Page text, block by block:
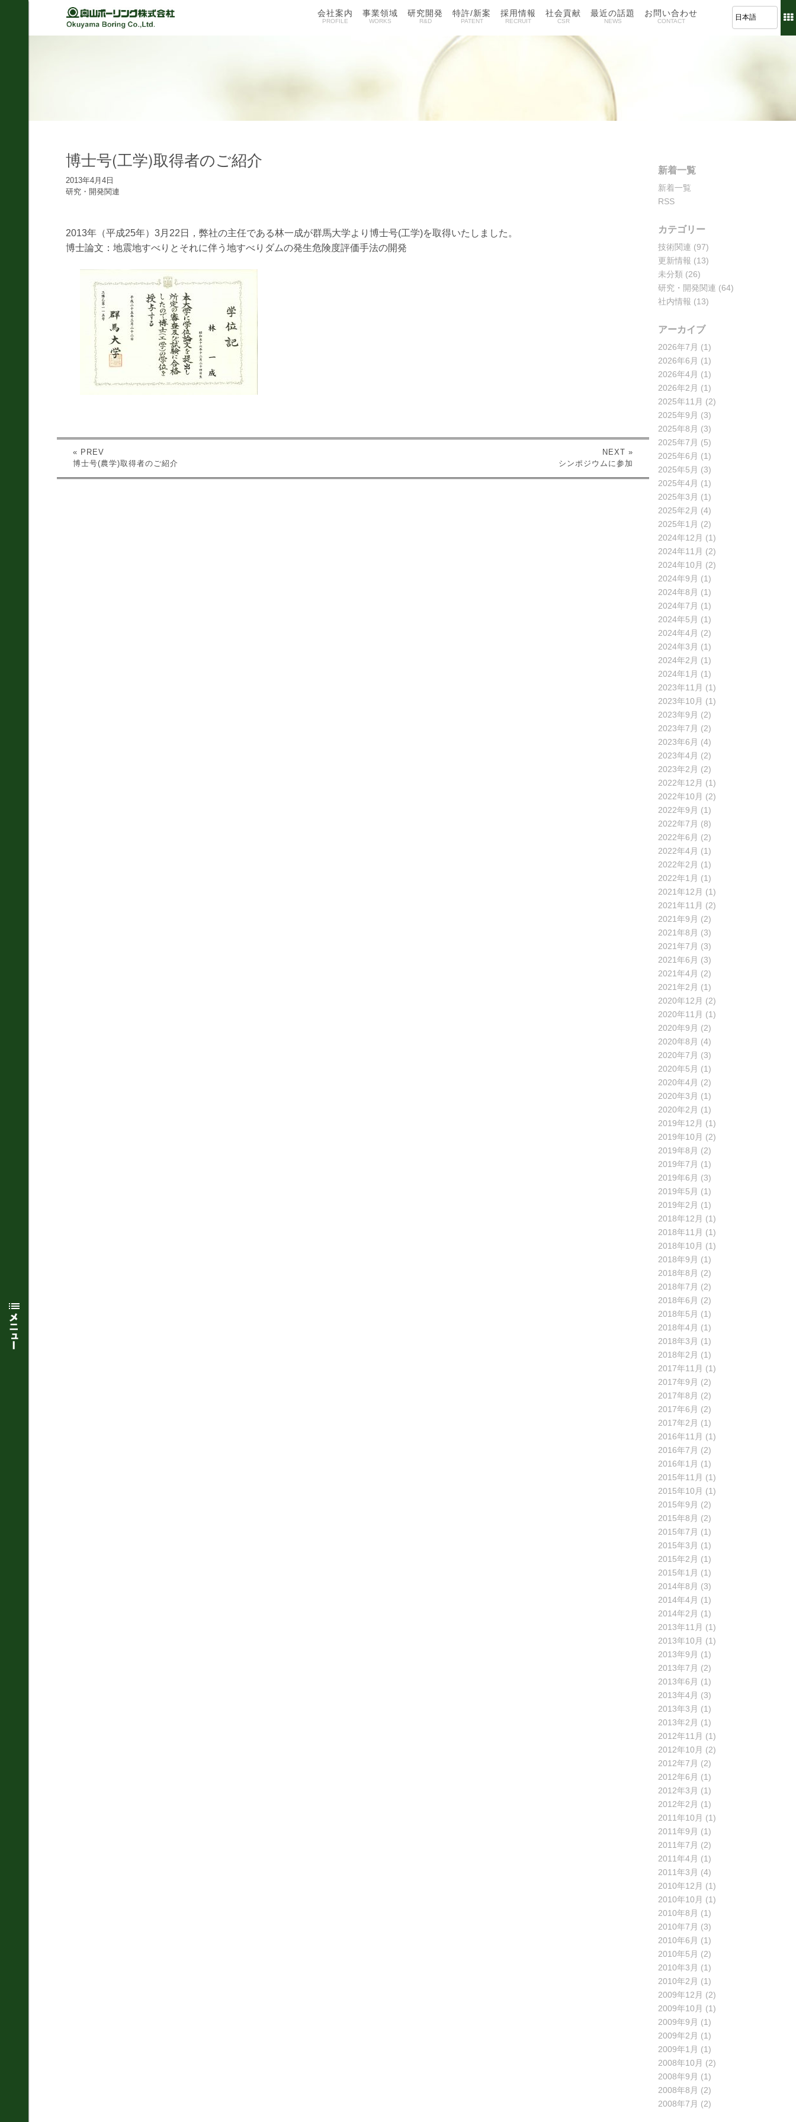
さく井工事
軟弱地盤解析
地下水・水文調査
土砂災害防止法に基
づく基礎調査
総合解析
会社案内
PROFILE
事業領域
WORKS
研究開発
R&D
特許/新案
PATENT
採用情報
RECRUIT
社会貢献
CSR
最近の話題
NEWS
お問い合わせ
CONTACT
博士号(工学)取得者のご紹介
2013年4月4日
研究・開発関連
2013年（平成25年）3月22日，弊社の主任である林一成が群馬大学より博士号(工学)を取得いたしました。
博士論文：地震地すべりとそれに伴う地すべりダムの発生危険度評価手法の開発
« PREV
博士号(農学)取得者のご紹介
NEXT »
シンポジウムに参加
新着一覧
新着一覧
RSS
カテゴリー
技術関連 (97)
更新情報 (13)
未分類 (26)
研究・開発関連 (64)
社内情報 (13)
アーカイブ
2026年7月 (1)
2026年6月 (1)
2026年4月 (1)
2026年2月 (1)
2025年11月 (2)
2025年9月 (3)
2025年8月 (3)
2025年7月 (5)
2025年6月 (1)
2025年5月 (3)
2025年4月 (1)
2025年3月 (1)
2025年2月 (4)
2025年1月 (2)
2024年12月 (1)
2024年11月 (2)
2024年10月 (2)
2024年9月 (1)
2024年8月 (1)
2024年7月 (1)
2024年5月 (1)
2024年4月 (2)
2024年3月 (1)
2024年2月 (1)
2024年1月 (1)
2023年11月 (1)
2023年10月 (1)
2023年9月 (2)
2023年7月 (2)
2023年6月 (4)
2023年4月 (2)
2023年2月 (2)
2022年12月 (1)
2022年10月 (2)
2022年9月 (1)
2022年7月 (8)
2022年6月 (2)
2022年4月 (1)
2022年2月 (1)
2022年1月 (1)
2021年12月 (1)
2021年11月 (2)
2021年9月 (2)
2021年8月 (3)
2021年7月 (3)
2021年6月 (3)
2021年4月 (2)
2021年2月 (1)
2020年12月 (2)
2020年11月 (1)
2020年9月 (2)
2020年8月 (4)
2020年7月 (3)
2020年5月 (1)
2020年4月 (2)
2020年3月 (1)
2020年2月 (1)
2019年12月 (1)
2019年10月 (2)
2019年8月 (2)
2019年7月 (1)
2019年6月 (3)
2019年5月 (1)
2019年2月 (1)
2018年12月 (1)
2018年11月 (1)
2018年10月 (1)
2018年9月 (1)
2018年8月 (2)
2018年7月 (2)
2018年6月 (2)
2018年5月 (1)
2018年4月 (1)
2018年3月 (1)
2018年2月 (1)
2017年11月 (1)
2017年9月 (2)
2017年8月 (2)
2017年6月 (2)
2017年2月 (1)
2016年11月 (1)
2016年7月 (2)
2016年1月 (1)
2015年11月 (1)
2015年10月 (1)
2015年9月 (2)
2015年8月 (2)
2015年7月 (1)
2015年3月 (1)
2015年2月 (1)
2015年1月 (1)
2014年8月 (3)
2014年4月 (1)
2014年2月 (1)
2013年11月 (1)
2013年10月 (1)
2013年9月 (1)
2013年7月 (2)
2013年6月 (1)
2013年4月 (3)
2013年3月 (1)
2013年2月 (1)
2012年11月 (1)
2012年10月 (2)
2012年7月 (2)
2012年6月 (1)
2012年3月 (1)
2012年2月 (1)
2011年10月 (1)
2011年9月 (1)
2011年7月 (2)
2011年4月 (1)
2011年3月 (4)
2010年12月 (1)
2010年10月 (1)
2010年8月 (1)
2010年7月 (3)
2010年6月 (1)
2010年5月 (2)
2010年3月 (1)
2010年2月 (1)
2009年12月 (2)
2009年10月 (1)
2009年9月 (1)
2009年2月 (1)
2009年1月 (1)
2008年10月 (2)
2008年9月 (1)
2008年8月 (2)
2008年7月 (2)